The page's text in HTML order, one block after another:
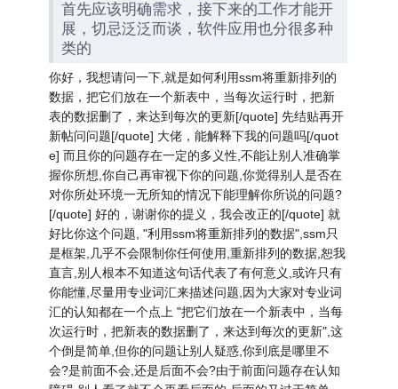
首先应该明确需求，接下来的工作才能开
展，切忌泛泛而谈，软件应用也分很多种
类的
你好，我想请问一下,就是如何利用ssm将重新排列的
数据，把它们放在一个新表中，当每次运行时，把新
表的数据删了，来达到每次的更新[/quote] 先结贴再开
新帖问问题[/quote] 大佬，能解释下我的问题吗[/quot
e] 而且你的问题存在一定的多义性,不能让别人准确掌
握你所想,你自己再审视下你的问题,你觉得别人是否在
对你所处环境一无所知的情况下能理解你所说的问题?
[/quote] 好的，谢谢你的提义，我会改正的[/quote] 就
好比你这个问题, "利用ssm将重新排列的数据",ssm只
是框架,几乎不会限制你任何使用,重新排列的数据,恕我
直言,别人根本不知道这句话代表了有何意义,或许只有
你能懂,尽量用专业词汇来描述问题,因为大家对专业词
汇的认知都在一个点上 "把它们放在一个新表中，当每
次运行时，把新表的数据删了，来达到每次的更新",这
个倒是简单,但你的问题让别人疑惑,你到底是哪里不
会?是前面不会,还是后面不会?由于前面问题存在认知